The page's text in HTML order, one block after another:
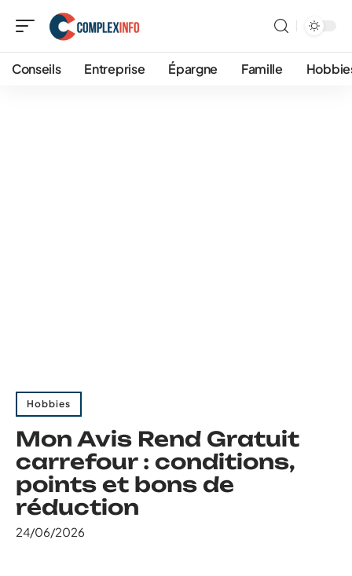
Conseils Entreprise Épargne Famille
Hobbies
Mon Avis Rend Gratuit
carrefour : conditions,
points et bons de
réduction
24/06/2026